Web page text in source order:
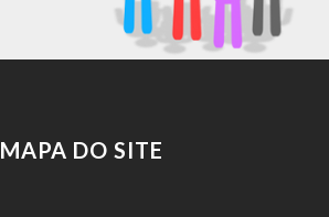
MAPA DO SITE